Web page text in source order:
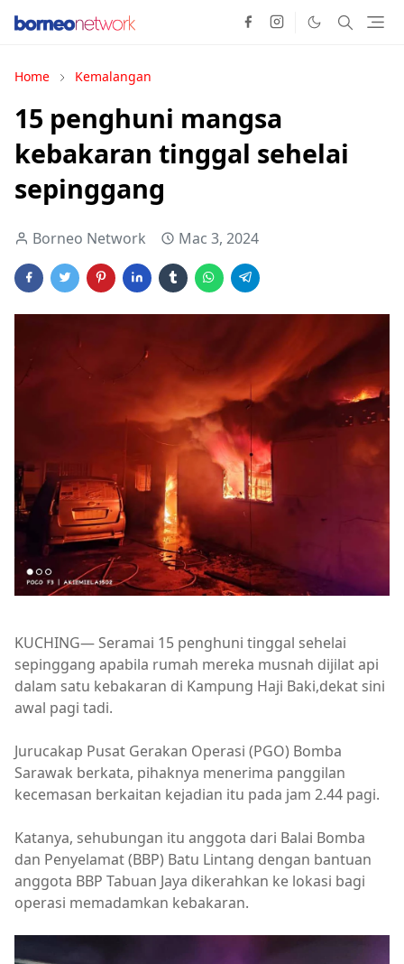
Home Kemalangan
15 penghuni mangsa
kebakaran tinggal sehelai
sepinggang
Borneo Network Mac 3, 2024
KUCHING— Seramai 15 penghuni tinggal sehelai
sepinggang apabila rumah mereka musnah dijilat api
dalam satu kebakaran di Kampung Haji Baki,dekat sini
awal pagi tadi.
Jurucakap Pusat Gerakan Operasi (PGO) Bomba
Sarawak berkata, pihaknya menerima panggilan
kecemasan berkaitan kejadian itu pada jam 2.44 pagi.
Katanya, sehubungan itu anggota dari Balai Bomba
dan Penyelamat (BBP) Batu Lintang dengan bantuan
anggota BBP Tabuan Jaya dikerahkan ke lokasi bagi
operasi memadamkan kebakaran.